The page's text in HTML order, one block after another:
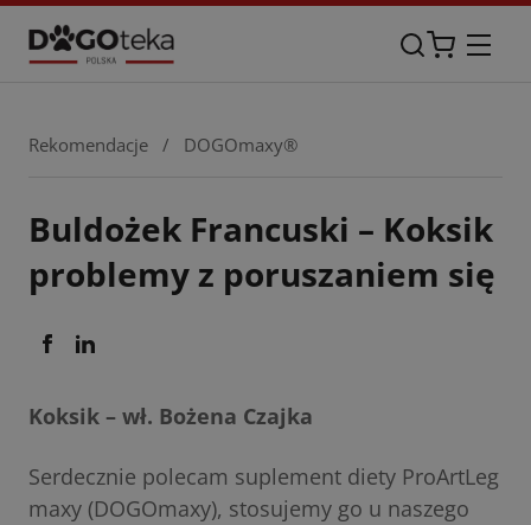
Rekomendacje / DOGOmaxy®
Buldożek Francuski – Koksik
problemy z poruszaniem się
Koksik – wł. Bożena Czajka
Serdecznie polecam suplement diety ProArtLeg
maxy (DOGOmaxy), stosujemy go u naszego